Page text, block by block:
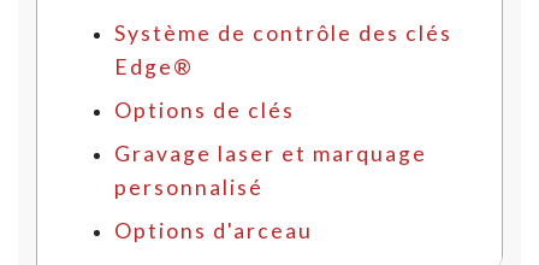
Système de contrôle des clés
Edge®
Options de clés
Gravage laser et marquage
personnalisé
Options d'arceau